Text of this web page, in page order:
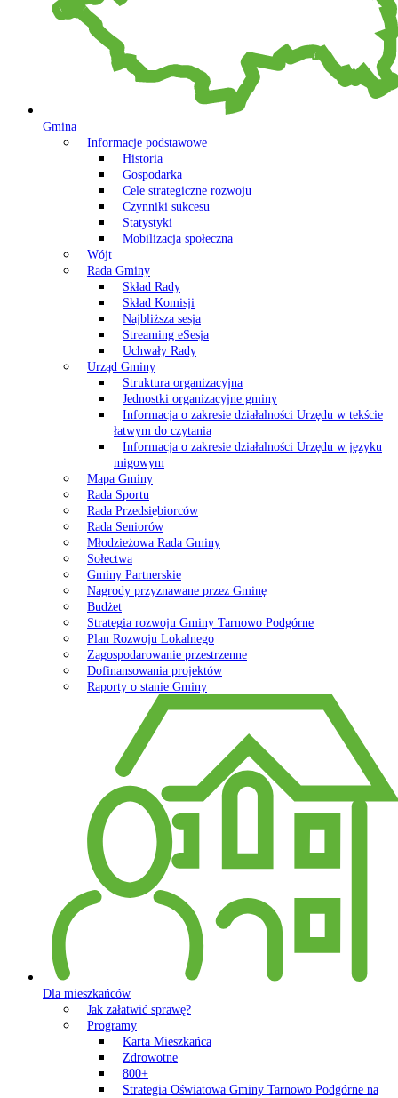
Gmina
Informacje podstawowe
Historia
Gospodarka
Cele strategiczne rozwoju
Czynniki sukcesu
Statystyki
Mobilizacja społeczna
Wójt
Rada Gminy
Skład Rady
Skład Komisji
Najbliższa sesja
Streaming eSesja
Uchwały Rady
Urząd Gminy
Struktura organizacyjna
Jednostki organizacyjne gminy
Informacja o zakresie działalności Urzędu w tekście
łatwym do czytania
Informacja o zakresie działalności Urzędu w języku
migowym
Mapa Gminy
Rada Sportu
Rada Przedsiębiorców
Rada Seniorów
Młodzieżowa Rada Gminy
Sołectwa
Gminy Partnerskie
Nagrody przyznawane przez Gminę
Budżet
Strategia rozwoju Gminy Tarnowo Podgórne
Plan Rozwoju Lokalnego
Zagospodarowanie przestrzenne
Dofinansowania projektów
Raporty o stanie Gminy
Dla mieszkańców
Jak załatwić sprawę?
Programy
Karta Mieszkańca
Zdrowotne
800+
Strategia Oświatowa Gminy Tarnowo Podgórne na